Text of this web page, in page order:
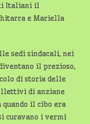
Italiani il
e Mariella
sedi sindacali, nei
il prezioso,
di storia delle
di anziane
il cibo era
curavano i vermi